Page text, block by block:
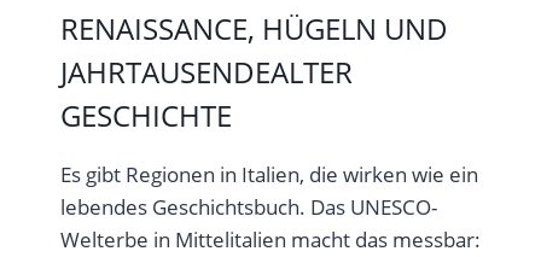
RENAISSANCE, HÜGELN UND
JAHRTAUSENDEALTER
GESCHICHTE
Es gibt Regionen in Italien, die wirken wie ein
lebendes Geschichtsbuch. Das UNESCO-
Welterbe in Mittelitalien macht das messbar: